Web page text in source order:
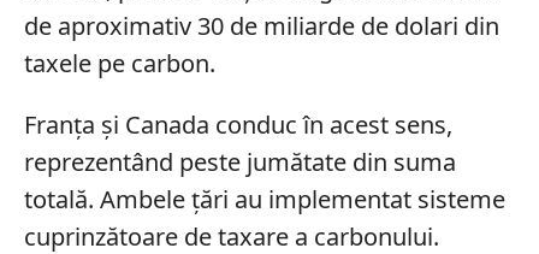
de aproximativ 30 de miliarde de dolari din
taxele pe carbon.
Franța și Canada conduc în acest sens,
reprezentând peste jumătate din suma
totală. Ambele țări au implementat sisteme
cuprinzătoare de taxare a carbonului.